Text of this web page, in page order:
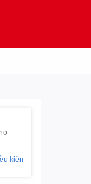
kiện